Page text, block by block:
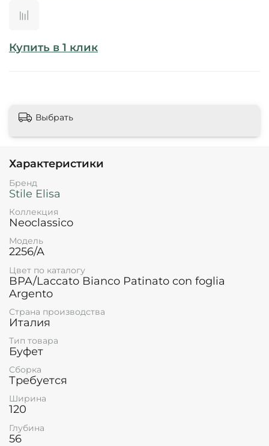
Купить в 1 клик
Выбрать
Характеристики
Бренд
Stile Elisa
Коллекция
Neoclassico
Модель
2256/A
Цвет по каталогу
BPA/Laccato Bianco Patinato con foglia
Argento
Страна производства
Италия
Тип товара
Буфет
Сборка
Требуется
Ширина
120
Глубина
56